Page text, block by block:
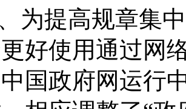
为提高规章集
好使用通过网
国政府网运行